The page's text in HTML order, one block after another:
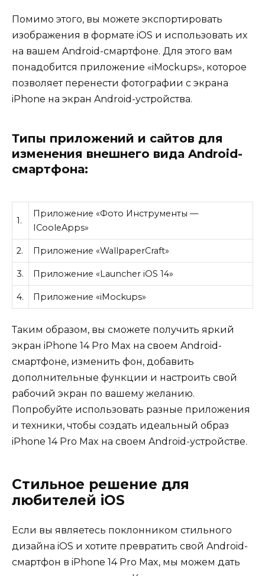
Помимо этого, вы можете экспортировать
изображения в формате iOS и использовать их
на вашем Android-смартфоне. Для этого вам
понадобится приложение «iMockups», которое
позволяет перенести фотографии с экрана
iPhone на экран Android-устройства.
Типы приложений и сайтов для
изменения внешнего вида Android-
смартфона:
1.
Приложение «Фото Инструменты —
ICooleApps»
2. Приложение «WallpaperCraft»
3. Приложение «Launcher iOS 14»
4. Приложение «iMockups»
Таким образом, вы сможете получить яркий
экран iPhone 14 Pro Max на своем Android-
смартфоне, изменить фон, добавить
дополнительные функции и настроить свой
рабочий экран по вашему желанию.
Попробуйте использовать разные приложения
и техники, чтобы создать идеальный образ
iPhone 14 Pro Max на своем Android-устройстве.
Стильное решение для
любителей iOS
Если вы являетесь поклонником стильного
дизайна iOS и хотите превратить свой Android-
смартфон в iPhone 14 Pro Max, мы можем дать